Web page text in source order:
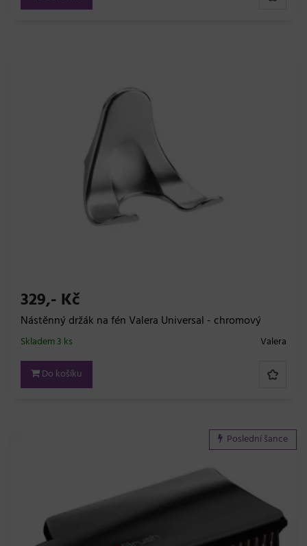
329,- Kč
Nástěnný držák na fén Valera Universal - chromový
Valera
Skladem 3 ks
Do košíku
Poslední šance